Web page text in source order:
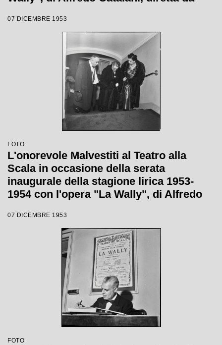
Tatiana Pavlova
07 DICEMBRE 1953
FOTO
L'onorevole Malvestiti al Teatro alla
Scala in occasione della serata
inaugurale della stagione lirica 1953-
1954 con l'opera "La Wally", di Alfredo
con la regia di Tatiana Pavlova
07 DICEMBRE 1953
FOTO